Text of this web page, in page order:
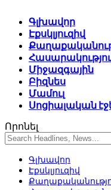
Գլխավոր
Էքսկլյուզիվ
Միջազգային
Բիզնես
Մամուլ
Սոցիալական
Որոնել
Գլխավոր
Էքսկլյուզիվ